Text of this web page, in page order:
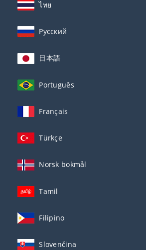
ไทย
Русский
日本語
Português
Français
Türkçe
Norsk bokmål
Tamil
Filipino
Slovenčina